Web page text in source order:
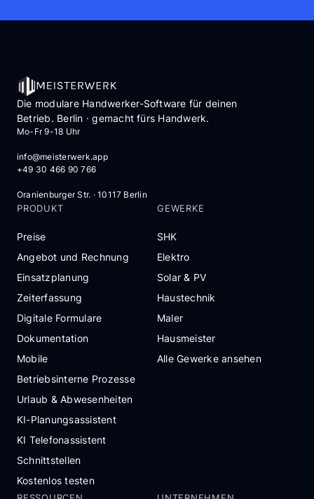
Die modulare Handwerker-Software für deinen
Betrieb. Berlin · gemacht fürs Handwerk.
Mo-Fr 9-18 Uhr
info@meisterwerk.app
+49 30 466 90 766
Oranienburger Str. · 10117 Berlin
PRODUKT
Preise
Angebot und Rechnung
Einsatzplanung
Zeiterfassung
Digitale Formulare
Dokumentation
Mobile
Betriebsinterne Prozesse
Urlaub & Abwesenheiten
KI-Planungsassistent
KI Telefonassistent
Schnittstellen
Kostenlos testen
GEWERKE
SHK
Elektro
Solar & PV
Haustechnik
Maler
Hausmeister
Alle Gewerke ansehen